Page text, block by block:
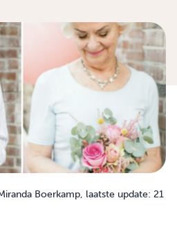
Boerkamp, laatste update: 21